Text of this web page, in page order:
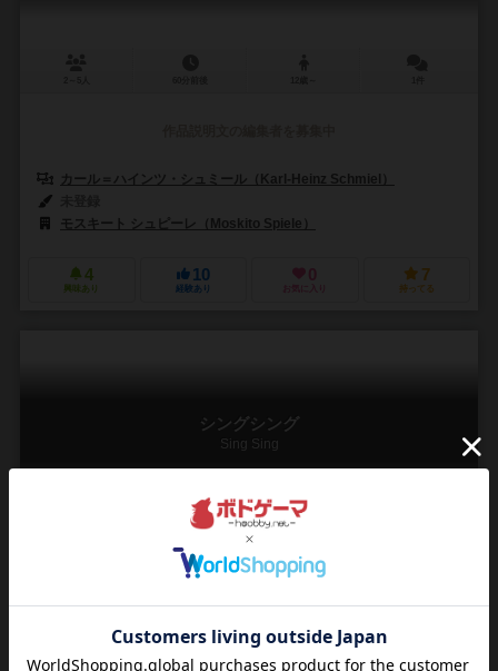
カール＝ハインツ・シュミール（Karl-Heinz Schmiel）
モスキート シュピーレ（Moskito Spiele）
4
興味あり
10
経験あり
0
お気に入り
7
持ってる
シングシング
Sing Sing
20～30分 8歳～
カール－ハインツ・シュミール（Karl-Heinz Schmiel）